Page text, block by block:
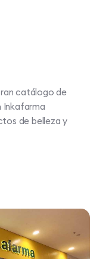
catálogo de
Inkafarma
de belleza y